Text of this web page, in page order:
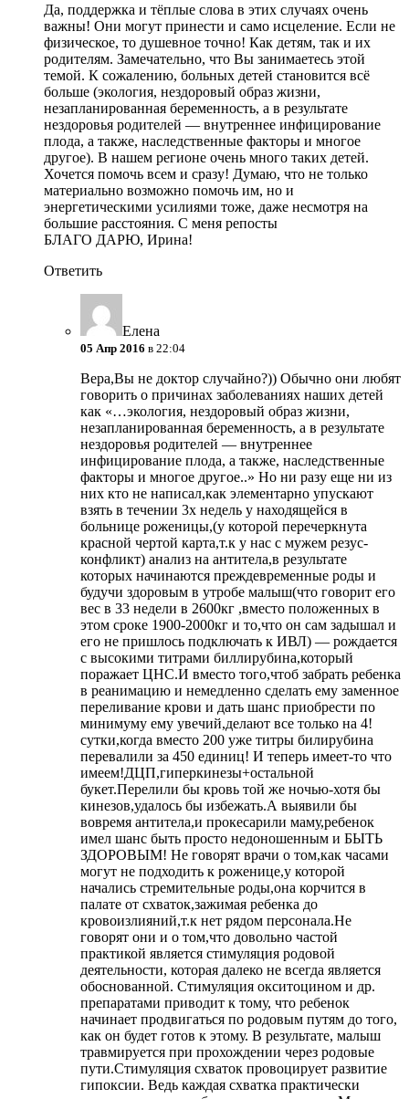
Да, поддержка и тёплые слова в этих случаях очень
важны! Они могут принести и само исцеление. Если не
физическое, то душевное точно! Как детям, так и их
родителям. Замечательно, что Вы занимаетесь этой
темой. К сожалению, больных детей становится всё
больше (экология, нездоровый образ жизни,
незапланированная беременность, а в результате
нездоровья родителей — внутреннее инфицирование
плода, а также, наследственные факторы и многое
другое). В нашем регионе очень много таких детей.
Хочется помочь всем и сразу! Думаю, что не только
материально возможно помочь им, но и
энергетическими усилиями тоже, даже несмотря на
большие расстояния. С меня репосты
БЛАГО ДАРЮ, Ирина!
Ответить
Елена
05 Апр 2016 в 22:04
Вера,Вы не доктор случайно?)) Обычно они любят
говорить о причинах заболеваниях наших детей
как «…экология, нездоровый образ жизни,
незапланированная беременность, а в результате
нездоровья родителей — внутреннее
инфицирование плода, а также, наследственные
факторы и многое другое..» Но ни разу еще ни из
них кто не написал,как элементарно упускают
взять в течении 3х недель у находящейся в
больнице роженицы,(у которой перечеркнута
красной чертой карта,т.к у нас с мужем резус-
конфликт) анализ на антитела,в результате
которых начинаются преждевременные роды и
будучи здоровым в утробе малыш(что говорит его
вес в 33 недели в 2600кг ,вместо положенных в
этом сроке 1900-2000кг и то,что он сам задышал и
его не пришлось подключать к ИВЛ) — рождается
с высокими титрами биллирубина,который
поражает ЦНС.И вместо того,чтоб забрать ребенка
в реанимацию и немедленно сделать ему заменное
переливание крови и дать шанс приобрести по
минимуму ему увечий,делают все только на 4!
сутки,когда вместо 200 уже титры билирубина
перевалили за 450 единиц! И теперь имеет-то что
имеем!ДЦП,гиперкинезы+остальной
букет.Перелили бы кровь той же ночью-хотя бы
кинезов,удалось бы избежать.А выявили бы
вовремя антитела,и прокесарили маму,ребенок
имел шанс быть просто недоношенным и БЫТЬ
ЗДОРОВЫМ! Не говорят врачи о том,как часами
могут не подходить к роженице,у которой
начались стремительные роды,она корчится в
палате от схваток,зажимая ребенка до
кровоизлияний,т.к нет рядом персонала.Не
говорят они и о том,что довольно частой
практикой является стимуляция родовой
деятельности, которая далеко не всегда является
обоснованной. Стимуляция окситоцином и др.
препаратами приводит к тому, что ребенок
начинает продвигаться по родовым путям до того,
как он будет готов к этому. В результате, малыш
травмируется при прохождении через родовые
пути.Стимуляция схваток провоцирует развитие
гипоксии. Ведь каждая схватка практически